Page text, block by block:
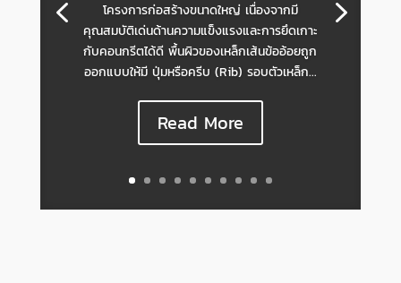
โครงการก่อสร้างขนาดใหญ่ เนื่องจากมี
คุณสมบัติเด่นด้านความแข็งแรงและการยึดเกาะ
กับคอนกรีตได้ดี พื้นผิวของเหล็กเส้นข้ออ้อยถูก
ออกแบบให้มี ปุ่มหรือครีบ (Rib) รอบตัวเหล็ก...
Read More